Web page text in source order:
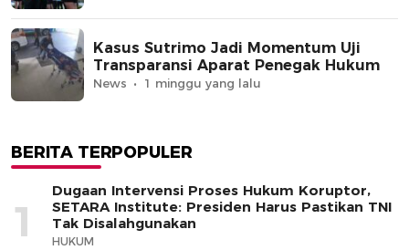
Kasus Sutrimo Jadi Momentum Uji
Transparansi Aparat Penegak Hukum
News 1 minggu yang lalu
BERITA TERPOPULER
1
Dugaan Intervensi Proses Hukum Koruptor,
SETARA Institute: Presiden Harus Pastikan TNI
Tak Disalahgunakan
HUKUM